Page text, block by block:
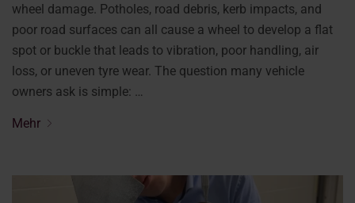
wheel damage. Potholes, road debris, kerb impacts, and
poor road surfaces can all cause a wheel to develop a flat
spot or buckle that leads to vibration, poor handling, air
loss, or uneven tyre wear. The question many vehicle
owners ask is simple: …
Mehr